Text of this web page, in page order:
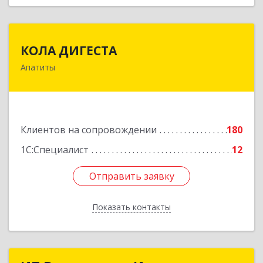
КОЛА ДИГЕСТА
Апатиты
Клиентов на сопровождении
180
1С:Специалист
12
Отправить заявку
Показать контакты
Отправить заявку
Назад